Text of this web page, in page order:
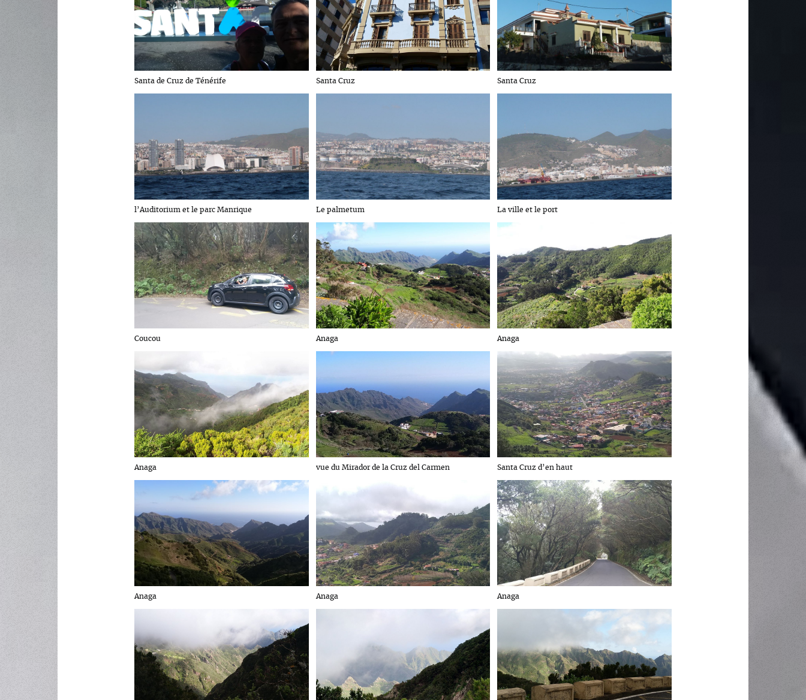
Santa de Cruz de Ténérife Santa Cruz Santa Cruz
l’Auditorium et le parc Manrique Le palmetum La ville et le port
Coucou Anaga Anaga
Anaga vue du Mirador de la Cruz del Carmen Santa Cruz d’en haut
Anaga Anaga Anaga